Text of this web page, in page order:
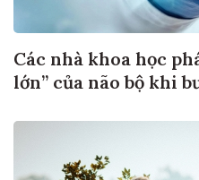
Các nhà khoa học
lớn” của não bộ khi